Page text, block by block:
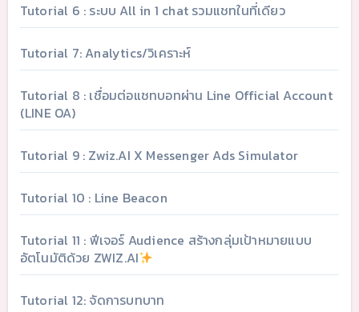
Tutorial 6 : ระบบ All in 1 chat รวมแชทในที่เดียว
Tutorial 7: Analytics/วิเคราะห์
Tutorial 8 : เชื่อมต่อแชทบอทผ่าน Line Official Account
(LINE OA)
Tutorial 9 : Zwiz.AI X Messenger Ads Simulator
Tutorial 10 : Line Beacon
Tutorial 11 : ฟีเจอร์ Audience สร้างกลุ่มเป้าหมายแบบ
อัตโนมัติด้วย ZWIZ.AI
Tutorial 12: จัดการบทบาท